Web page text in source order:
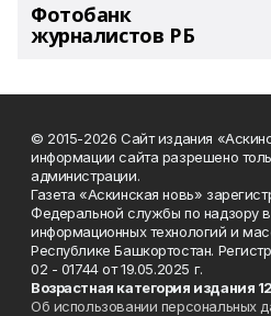
Фотобанк
журналистов РБ
© 2015-2026 Сайт издания
информации сайта разрешено
администрации.
Газета «Аскинская новь»
Федеральной службы по надзору
информационных технологий и
Республике Башкортостан.
02 - 01744 от 19.05.2025 г.
Возрастная категория издания
Об использовании персональных